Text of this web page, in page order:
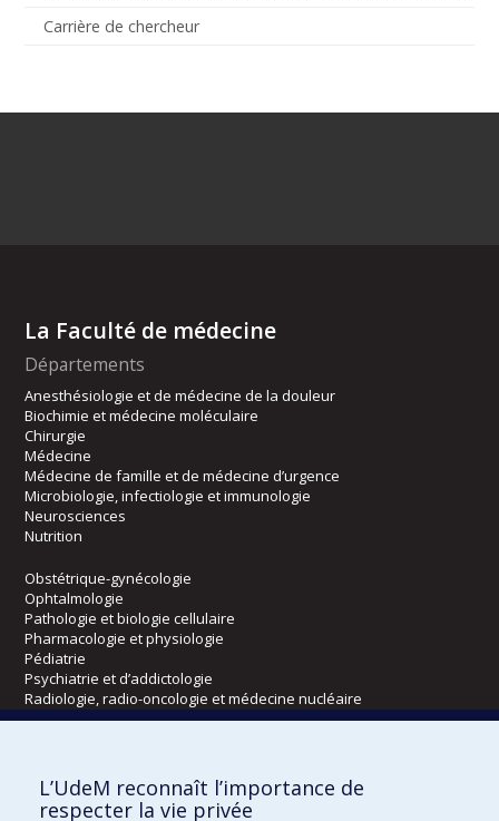
Carrière de chercheur
La Faculté de médecine
Départements
Anesthésiologie et de médecine de la douleur
Biochimie et médecine moléculaire
Chirurgie
Médecine
Médecine de famille et de médecine d’urgence
Microbiologie, infectiologie et immunologie
Neurosciences
Nutrition
Obstétrique-gynécologie
Ophtalmologie
Pathologie et biologie cellulaire
Pharmacologie et physiologie
Pédiatrie
Psychiatrie et d’addictologie
Radiologie, radio-oncologie et médecine nucléaire
Kinésiologie et des sciences de l’activité physique
L’UdeM reconnaît l’importance de
respecter la vie privée